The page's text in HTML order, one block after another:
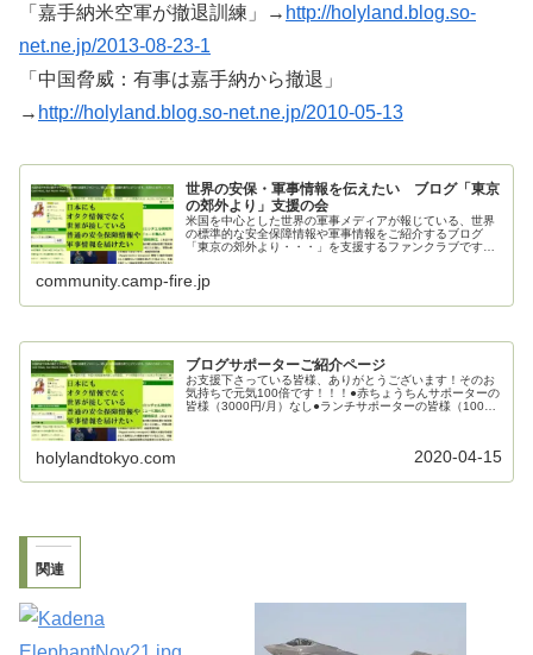
「嘉手納米空軍が撤退訓練」→ http://holyland.blog.so-
net.ne.jp/2013-08-23-1
「中国脅威：有事は嘉手納から撤退」
→ http://holyland.blog.so-net.ne.jp/2010-05-13
世界の安保・軍事情報を伝えたい ブログ「東京
の郊外より」支援の会
米国を中心とした世界の軍事メディアが報じている、世界
の標準的な安全保障情報や軍事情報をご紹介するブログ
「東京の郊外より・・・」を支援するファンクラブです。
community.camp-fire.jp
ブログサポーターご紹介ページ
お支援下さっている皆様、ありがとうございます！そのお
気持ちで元気100倍です！！！●赤ちょうちんサポーターの
皆様（3000円/月）なし●ランチサポーターの皆様（1000
holylandtokyo.com 2020-04-15
関連